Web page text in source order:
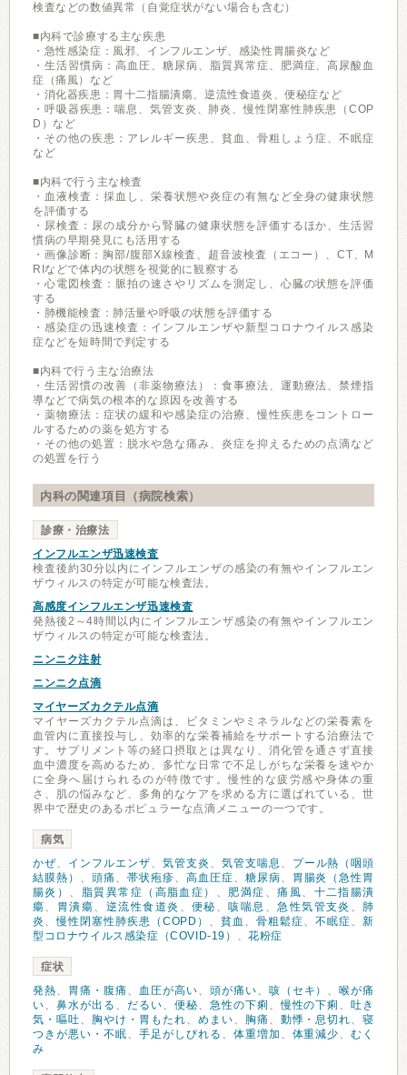
検査などの数値異常（自覚症状がない場合も含む）
■内科で診療する主な疾患
・急性感染症：風邪、インフルエンザ、感染性胃腸炎など
・生活習慣病：高血圧、糖尿病、脂質異常症、肥満症、高尿酸血
症（痛風）など
・消化器疾患：胃十二指腸潰瘍、逆流性食道炎、便秘症など
・呼吸器疾患：喘息、気管支炎、肺炎、慢性閉塞性肺疾患（COP
D）など
・その他の疾患：アレルギー疾患、貧血、骨粗しょう症、不眠症
など
■内科で行う主な検査
・血液検査：採血し、栄養状態や炎症の有無など全身の健康状態
を評価する
・尿検査：尿の成分から腎臓の健康状態を評価するほか、生活習
慣病の早期発見にも活用する
・画像診断：胸部/腹部X線検査、超音波検査（エコー）、CT、M
RIなどで体内の状態を視覚的に観察する
・心電図検査：脈拍の速さやリズムを測定し、心臓の状態を評価
する
・肺機能検査：肺活量や呼吸の状態を評価する
・感染症の迅速検査：インフルエンザや新型コロナウイルス感染
症などを短時間で判定する
■内科で行う主な治療法
・生活習慣の改善（非薬物療法）：食事療法、運動療法、禁煙指
導などで病気の根本的な原因を改善する
・薬物療法：症状の緩和や感染症の治療、慢性疾患をコントロー
ルするための薬を処方する
・その他の処置：脱水や急な痛み、炎症を抑えるための点滴など
の処置を行う
内科の関連項目（病院検索）
診療・治療法
インフルエンザ迅速検査
検査後約30分以内にインフルエンザの感染の有無やインフルエン
ザウィルスの特定が可能な検査法。
高感度インフルエンザ迅速検査
発熱後2～4時間以内にインフルエンザ感染の有無やインフルエン
ザウィルスの特定が可能な検査法。
ニンニク注射
ニンニク点滴
マイヤーズカクテル点滴
マイヤーズカクテル点滴は、ビタミンやミネラルなどの栄養素を
血管内に直接投与し、効率的な栄養補給をサポートする治療法で
す。サプリメント等の経口摂取とは異なり、消化管を通さず直接
血中濃度を高めるため、多忙な日常で不足しがちな栄養を速やか
に全身へ届けられるのが特徴です。慢性的な疲労感や身体の重
さ、肌の悩みなど、多角的なケアを求める方に選ばれている、世
界中で歴史のあるポピュラーな点滴メニューの一つです。
病気
かぜ、 インフルエンザ、 気管支炎 、 気管支喘息 、
プール熱（咽頭
結膜熱） 、 頭痛 、 帯状疱疹、 高血圧症、 糖尿病、
胃腸炎（急性胃
腸炎） 、 脂質異常症（高脂血症） 、 肥満症 、痛風、 十二指腸潰
瘍、 胃潰瘍、 逆流性食道炎 、 便秘 、咳喘息 、急性気管支炎 、 肺
炎 、慢性閉塞性肺疾患（COPD） 、貧血 、骨粗鬆症、不眠症、新
型コロナウイルス感染症（COVID-19） 、花粉症
症状
発熱、 胃痛・腹痛 、 血圧が高い、 頭が痛い、 咳（セキ） 、喉が痛
い、 鼻水が出る 、 だるい、 便秘、 急性の下痢 、慢性の下痢 、吐き
気・嘔吐、 胸やけ・胃もたれ、 めまい、 胸痛 、 動悸・息切れ、寝
つきが悪い・不眠、 手足がしびれる 、 体重増加 、 体重減少、むく
み